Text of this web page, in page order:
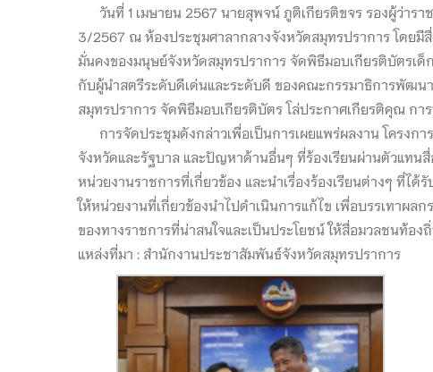
วันที่ 1 เมษายน 2567 นายสุพจน์ ภูติเกียรติขจร รองผู้ว่ารา
3/2567 ณ ห้องประชุมศาลากลางจังหวัดสมุทรปราการ โดยมี
มั่นคงของมนุษย์จังหวัดสมุทรปราการ จัดพิธีมอบเกียรติบัตรเด็
กับผู้นำสตรีระดับดีเด่นและระดับดี ของคณะกรรมาธิการพัฒน
สมุทรปราการ จัดพิธีมอบเกียรติบัตร โล่ประกาศเกียรติคุณ กา
การจัดประชุมดังกล่าวเพื่อเป็นการเผยแพร่ผลงาน โครงก
จังหวัดและรัฐบาล และปัญหาด้านอื่นๆ ที่ร้องเรียนผ่านตัวแทน
หน่วยงานราชการที่เกี่ยวข้อง และนำเรื่องร้องเรียนต่างๆ ที่
ให้หน่วยงานที่เกี่ยวข้องนำไปดำเนินการแก้ไข เพื่อบรรเทาผ
ของทางราชการที่น่าสนใจและเป็นประโยชน์ ให้สื่อมวลชนท้อ
แหล่งที่มา : สำนักงานประชาสัมพันธ์จังหวัดสมุทรปราการ